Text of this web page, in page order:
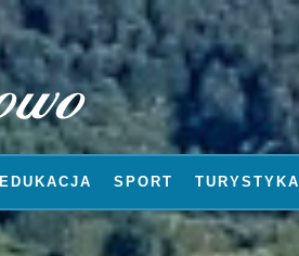
EDUKACJA SPORT TURYSTYKA